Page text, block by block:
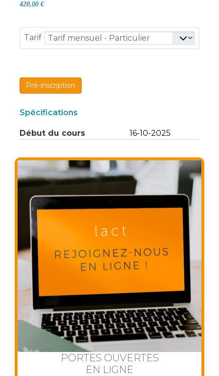
420,00 €
Tarif
Pré-inscription
Spécifications
Début du cours 16-10-2025
PORTES OUVERTES
EN LIGNE